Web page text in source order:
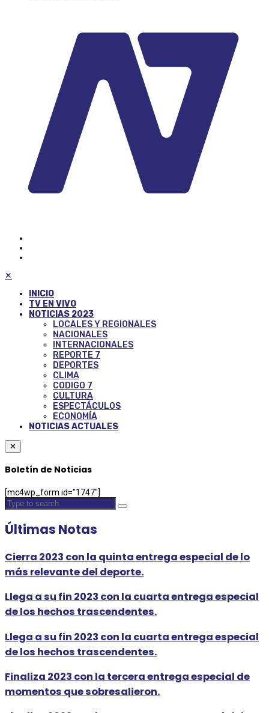
✕
INICIO
TV EN VIVO
NOTICIAS 2023
LOCALES Y REGIONALES
NACIONALES
INTERNACIONALES
REPORTE 7
DEPORTES
CLIMA
CODIGO 7
CULTURA
ESPECTÁCULOS
ECONOMÍA
NOTICIAS ACTUALES
✕
Boletín de Noticias
[mc4wp_form id="1747"]
Últimas Notas
Cierra 2023 con la quinta entrega especial de lo
más relevante del deporte.
Llega a su fin 2023 con la cuarta entrega especial
de los hechos trascendentes.
Llega a su fin 2023 con la cuarta entrega especial
de los hechos trascendentes.
Finaliza 2023 con la tercera entrega especial de
momentos que sobresalieron.